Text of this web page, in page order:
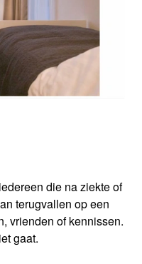
die na ziekte of
terugvallen op een
vrienden of kennissen.
gaat.